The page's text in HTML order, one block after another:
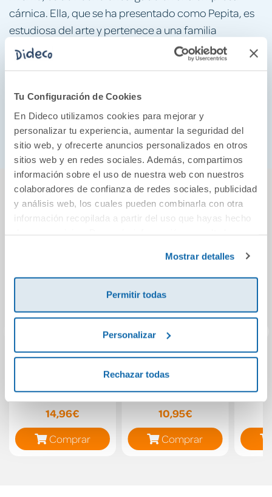
Tu Configuración de Cookies
En Dideco utilizamos cookies para mejorar y
personalizar tu experiencia, aumentar la seguridad del
sitio web, y ofrecerte anuncios personalizados en otros
sitios web y en redes sociales. Además, compartimos
información sobre el uso de nuestra web con nuestros
colaboradores de confianza de redes sociales, publicidad
y análisis web, los cuales pueden combinarla con otra
información recopilada a partir del uso que hayas hecho
Mostrar detalles
Permitir todas
Personalizar
Rechazar todas
cárnica. Ella, que se ha presentado como Pepita, es
estudiosa del arte y pertenece a una familia
adinerada. Marcial necesita contarnos su historia de
amor, el despliegue de sus talentos para
otros pretendientes y sobre todo qué ocurrió
cuando fue invitado a una fiesta en casa de su
amada.
También podría gustarte...
español) (edición
limitada · Navidad
Grandes Éxitos)
14,96€
Comprar
Democracia
10,95€
Comprar